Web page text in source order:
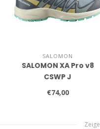
SALOMON
SALOMON XA Pro v8
CSWP J
€74,00
Zeige